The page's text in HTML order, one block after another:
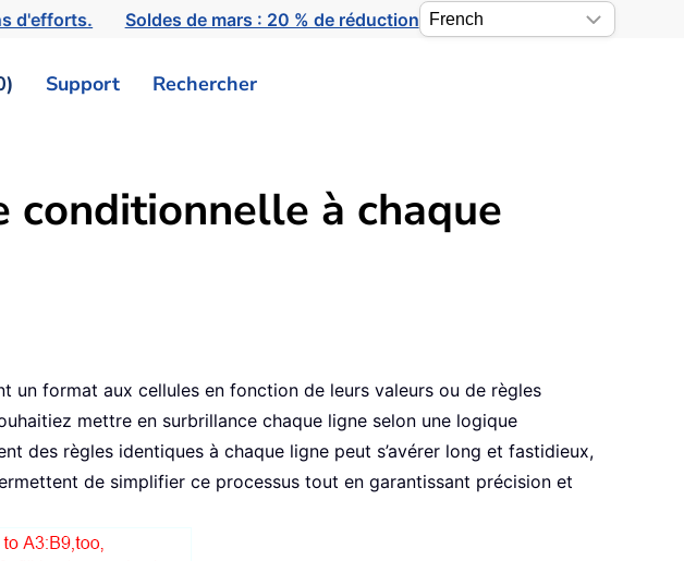
d'efforts. Soldes de mars : 20 % de réduction
Support Rechercher
à chaque
un format aux cellules en fonction de leurs valeurs ou de règles
mettre en surbrillance chaque ligne selon une logique
des règles identiques à chaque ligne peut s’avérer long et fastidieux,
de simplifier ce processus tout en garantissant précision et